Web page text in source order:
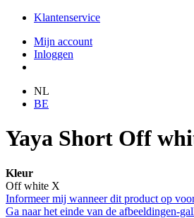
Klantenservice
Mijn account
Inloggen
NL
BE
Yaya Short Off
Kleur
Off white X
Informeer mij wanneer dit product op
Ga naar het einde van de afbeeldingen-